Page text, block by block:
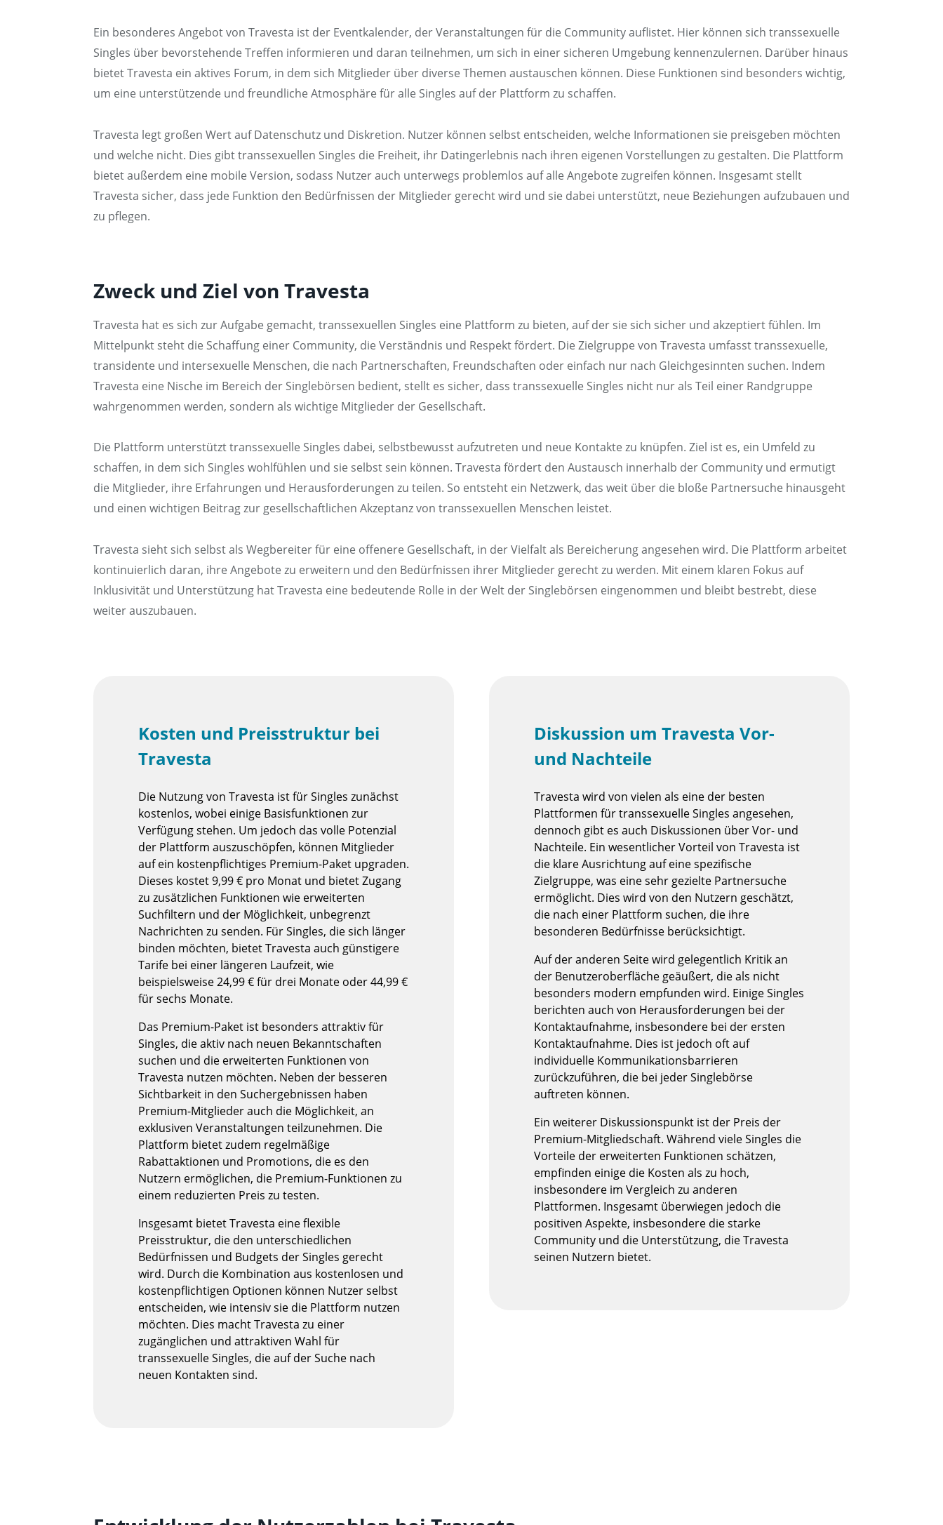
Ein besonderes Angebot von Travesta ist der Eventkalender, der Veranstaltungen für die Community auflistet. Hier können sich transsexuelle
Singles über bevorstehende Treffen informieren und daran teilnehmen, um sich in einer sicheren Umgebung kennenzulernen. Darüber hinaus
bietet Travesta ein aktives Forum, in dem sich Mitglieder über diverse Themen austauschen können. Diese Funktionen sind besonders wichtig,
um eine unterstützende und freundliche Atmosphäre für alle Singles auf der Plattform zu schaffen.
Travesta legt großen Wert auf Datenschutz und Diskretion. Nutzer können selbst entscheiden, welche Informationen sie preisgeben möchten
und welche nicht. Dies gibt transsexuellen Singles die Freiheit, ihr Datingerlebnis nach ihren eigenen Vorstellungen zu gestalten. Die Plattform
bietet außerdem eine mobile Version, sodass Nutzer auch unterwegs problemlos auf alle Angebote zugreifen können. Insgesamt stellt
Travesta sicher, dass jede Funktion den Bedürfnissen der Mitglieder gerecht wird und sie dabei unterstützt, neue Beziehungen aufzubauen und
zu pflegen.
Zweck und Ziel von Travesta
Travesta hat es sich zur Aufgabe gemacht, transsexuellen Singles eine Plattform zu bieten, auf der sie sich sicher und akzeptiert fühlen. Im
Mittelpunkt steht die Schaffung einer Community, die Verständnis und Respekt fördert. Die Zielgruppe von Travesta umfasst transsexuelle,
transidente und intersexuelle Menschen, die nach Partnerschaften, Freundschaften oder einfach nur nach Gleichgesinnten suchen. Indem
Travesta eine Nische im Bereich der Singlebörsen bedient, stellt es sicher, dass transsexuelle Singles nicht nur als Teil einer Randgruppe
wahrgenommen werden, sondern als wichtige Mitglieder der Gesellschaft.
Die Plattform unterstützt transsexuelle Singles dabei, selbstbewusst aufzutreten und neue Kontakte zu knüpfen. Ziel ist es, ein Umfeld zu
schaffen, in dem sich Singles wohlfühlen und sie selbst sein können. Travesta fördert den Austausch innerhalb der Community und ermutigt
die Mitglieder, ihre Erfahrungen und Herausforderungen zu teilen. So entsteht ein Netzwerk, das weit über die bloße Partnersuche hinausgeht
und einen wichtigen Beitrag zur gesellschaftlichen Akzeptanz von transsexuellen Menschen leistet.
Travesta sieht sich selbst als Wegbereiter für eine offenere Gesellschaft, in der Vielfalt als Bereicherung angesehen wird. Die Plattform arbeitet
kontinuierlich daran, ihre Angebote zu erweitern und den Bedürfnissen ihrer Mitglieder gerecht zu werden. Mit einem klaren Fokus auf
Inklusivität und Unterstützung hat Travesta eine bedeutende Rolle in der Welt der Singlebörsen eingenommen und bleibt bestrebt, diese
weiter auszubauen.
Kosten und Preisstruktur bei
Travesta
Die Nutzung von Travesta ist für Singles zunächst
kostenlos, wobei einige Basisfunktionen zur
Verfügung stehen. Um jedoch das volle Potenzial
der Plattform auszuschöpfen, können Mitglieder
auf ein kostenpflichtiges Premium-Paket upgraden.
Dieses kostet 9,99 € pro Monat und bietet Zugang
zu zusätzlichen Funktionen wie erweiterten
Suchfiltern und der Möglichkeit, unbegrenzt
Nachrichten zu senden. Für Singles, die sich länger
binden möchten, bietet Travesta auch günstigere
Tarife bei einer längeren Laufzeit, wie
beispielsweise 24,99 € für drei Monate oder 44,99 €
für sechs Monate.
Das Premium-Paket ist besonders attraktiv für
Singles, die aktiv nach neuen Bekanntschaften
suchen und die erweiterten Funktionen von
Travesta nutzen möchten. Neben der besseren
Sichtbarkeit in den Suchergebnissen haben
Premium-Mitglieder auch die Möglichkeit, an
exklusiven Veranstaltungen teilzunehmen. Die
Plattform bietet zudem regelmäßige
Rabattaktionen und Promotions, die es den
Nutzern ermöglichen, die Premium-Funktionen zu
einem reduzierten Preis zu testen.
Insgesamt bietet Travesta eine flexible
Preisstruktur, die den unterschiedlichen
Bedürfnissen und Budgets der Singles gerecht
wird. Durch die Kombination aus kostenlosen und
kostenpflichtigen Optionen können Nutzer selbst
entscheiden, wie intensiv sie die Plattform nutzen
möchten. Dies macht Travesta zu einer
zugänglichen und attraktiven Wahl für
transsexuelle Singles, die auf der Suche nach
neuen Kontakten sind.
Diskussion um Travesta Vor-
und Nachteile
Travesta wird von vielen als eine der besten
Plattformen für transsexuelle Singles angesehen,
dennoch gibt es auch Diskussionen über Vor- und
Nachteile. Ein wesentlicher Vorteil von Travesta ist
die klare Ausrichtung auf eine spezifische
Zielgruppe, was eine sehr gezielte Partnersuche
ermöglicht. Dies wird von den Nutzern geschätzt,
die nach einer Plattform suchen, die ihre
besonderen Bedürfnisse berücksichtigt.
Auf der anderen Seite wird gelegentlich Kritik an
der Benutzeroberfläche geäußert, die als nicht
besonders modern empfunden wird. Einige Singles
berichten auch von Herausforderungen bei der
Kontaktaufnahme, insbesondere bei der ersten
Kontaktaufnahme. Dies ist jedoch oft auf
individuelle Kommunikationsbarrieren
zurückzuführen, die bei jeder Singlebörse
auftreten können.
Ein weiterer Diskussionspunkt ist der Preis der
Premium-Mitgliedschaft. Während viele Singles die
Vorteile der erweiterten Funktionen schätzen,
empfinden einige die Kosten als zu hoch,
insbesondere im Vergleich zu anderen
Plattformen. Insgesamt überwiegen jedoch die
positiven Aspekte, insbesondere die starke
Community und die Unterstützung, die Travesta
seinen Nutzern bietet.